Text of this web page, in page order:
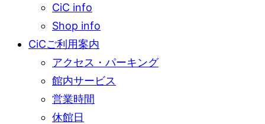
CiC info
Shop info
CiCご利用案内
アクセス・パーキング
館内サービス
営業時間
休館日